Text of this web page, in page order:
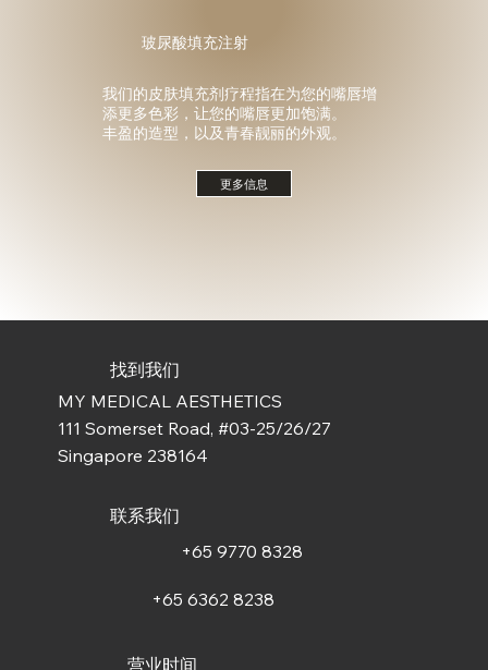
玻尿酸填充注射
更多信息
我们的皮肤填充剂疗程指在为您的嘴唇增
添更多色彩，让您的嘴唇更加饱满。
丰盈的造型，以及青春靓丽的外观。
找到我们
MY MEDICAL AESTHETICS
111 Somerset Road, #03-25/26/27
Singapore 238164
营业时间
联系我们
+65 9770 8328
+65 6362 8238